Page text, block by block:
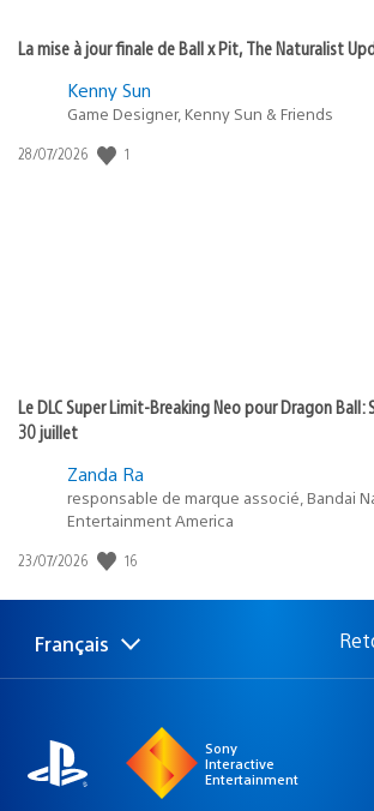
La mise à jour finale de Ball x Pit, The Naturalist
Kenny Sun
Game Designer, Kenny Sun & Friends
Date
28/07/2026 1
Le DLC Super Limit-Breaking Neo pour Dragon
30 juillet
Zanda Ra
responsable de marque associé, Bandai
Entertainment America
Date
publication
23/07/2026 16
Choisir
une
Région
actuelle
Français
Sony
Interactive
Entertainment